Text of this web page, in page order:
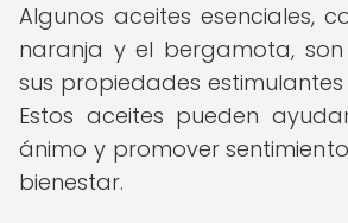
Algunos aceites esenciales,
naranja y el bergamota,
sus propiedades estimulantes
Estos aceites pueden
ánimo y promover
bienestar.